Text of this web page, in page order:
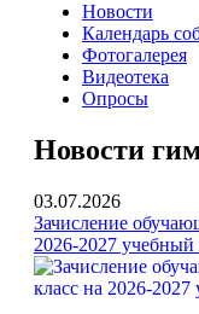
Новости
Календарь
Фотогалерея
Видеотека
Опросы
Новости
03.07.2026
Зачисление
2026-2027 учебный